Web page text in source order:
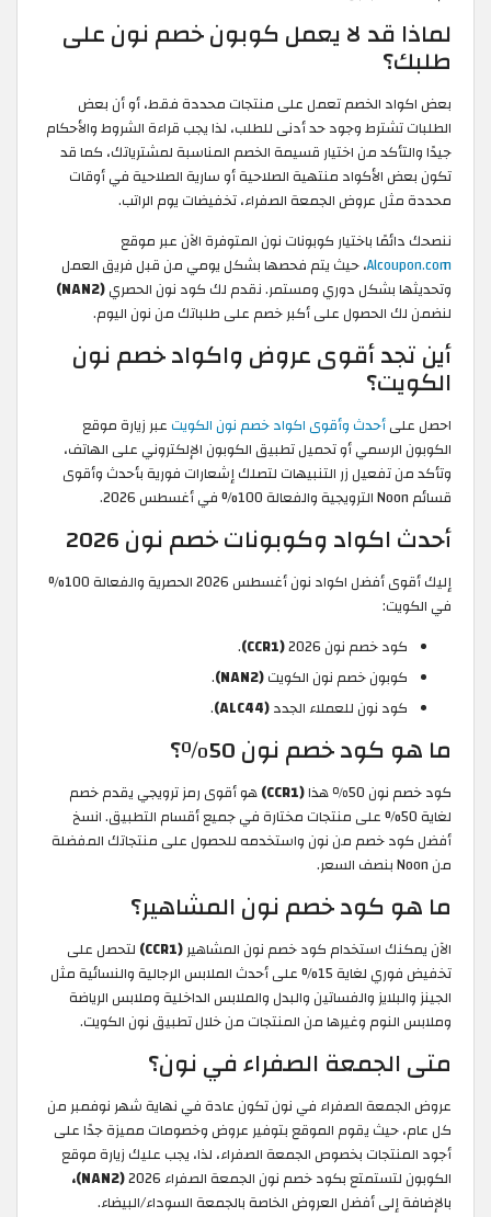
لماذا قد لا يعمل كوبون خصم نون على
طلبك؟
بعض اكواد الخصم تعمل على منتجات محددة فقط، أو أن بعض
الطلبات تشترط وجود حد أدنى للطلب، لذا يجب قراءة الشروط والأحكام
جيدًا والتأكد من اختيار قسيمة الخصم المناسبة لمشترياتك، كما قد
تكون بعض الأكواد منتهية الصلاحية أو سارية الصلاحية في أوقات
محددة مثل عروض الجمعة الصفراء، تخفيضات يوم الراتب.
ننصحك دائمًا باختيار كوبونات نون المتوفرة الآن عبر موقع
Alcoupon.com، حيث يتم فحصها بشكل يومي من قبل فريق العمل
وتحديثها بشكل دوري ومستمر. نقدم لك كود نون الحصري(NAN2)
لنضمن لك الحصول على أكبر خصم على طلباتك من نون اليوم.
أين تجد أقوى عروض واكواد خصم نون
الكويت؟
احصل علىأحدث وأقوى اكواد خصم نون الكويت عبر زيارة موقع
الكوبون الرسمي أو تحميل تطبيق الكوبون الإلكتروني على الهاتف،
وتأكد من تفعيل زر التنبيهات لتصلك إشعارات فورية بأحدث وأقوى
قسائم Noon الترويجية والفعالة 100% في أغسطس 2026.
أحدث اكواد وكوبونات خصم نون 2026
إليك أقوى أفضل اكواد نون أغسطس 2026 الحصرية والفعالة 100%
في الكويت:
كود خصم نون 2026
(CCR1)
.
كوبون خصم نون الكويت(NAN2)
.
كود نون للعملاء الجدد(ALC44)
.
ما هو كود خصم نون 50٪؟
كود خصم نون 50٪ هذا (CCR1)
هو أقوى رمز ترويجي يقدم خصم
لغاية 50% على منتجات مختارة في جميع أقسام التطبيق. انسخ
أفضل كود خصم من نون واستخدمه للحصول على منتجاتك المفضلة
من Noon بنصف السعر.
ما هو كود خصم نون المشاهير؟
الآن يمكنك استخدام كود خصم نون المشاهير(CCR1)
لتحصل على
تخفيض فوري لغاية 15% على أحدث الملابس الرجالية والنسائية مثل
الجينز والبلايز والفساتين والبدل والملابس الداخلية وملابس الرياضة
وملابس النوم وغيرها من المنتجات من خلال تطبيق نون الكويت.
متى الجمعة الصفراء في نون؟
عروض الجمعة الصفراء في نون تكون عادة في نهاية شهر نوفمبر من
كل عام، حيث يقوم الموقع بتوفير عروض وخصومات مميزة جدًا على
أجود المنتجات بخصوص الجمعة الصفراء، لذا، يجب عليك زيارة موقع
الكوبون لتستمتع بكود خصم نون الجمعة الصفراء 2026
(NAN2)،
بالإضافة إلى أفضل العروض الخاصة بالجمعة السوداء/البيضاء.